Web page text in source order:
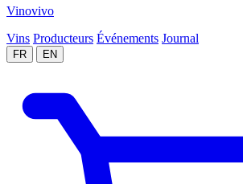
Vinovivo
Vins Producteurs Événements Journal
FR EN